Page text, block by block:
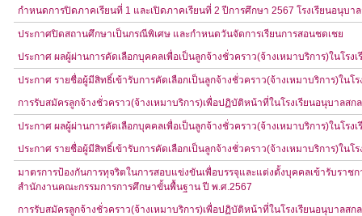
กำหนดการปิดภาคเรียนที่ 1 และเปิดภาคเรียนที่ 2 ปีการศึกษา 2567 โรงเรียนอนุบา
ประกาศปิดสถานศึกษาเป็นกรณีพิเศษ และกำหนดวันจัดการเรียนการสอนชดเชย
ประกาศ ผลผู้ผ่านการคัดเลือกบุคคลเพื่อเป็นลูกจ้างชั่วคราว(จ้างเหมาบริการ)ในโรง
ประกาศ รายชื่อผู้มีสิทธิ์เข้ารับการคัดเลือกเป็นลูกจ้างชั่วคราว(จ้างเหมาบริการ)ในโ
การรับสมัครลูกจ้างชั่วคราว(จ้างเหมาบริการ)เพื่อปฏิบัติหน้าที่ในโรงเรียนอนุบาลสก
ประกาศ ผลผู้ผ่านการคัดเลือกบุคคลเพื่อเป็นลูกจ้างชั่วคราว(จ้างเหมาบริการ)ในโรง
ประกาศ รายชื่อผู้มีสิทธิ์เข้ารับการคัดเลือกเป็นลูกจ้างชั่วคราว(จ้างเหมาบริการ)ในโ
มาตรการป้องกันการทุจริตในการสอบแข่งขันเพื่อบรรจุและแต่งตั้งบุคคลเข้ารับรา
สำนักงานคณะกรรมการการศึกษาขั้นพื้นฐาน ปี พ.ศ.2567
การรับสมัครลูกจ้างชั่วคราว(จ้างเหมาบริการ)เพื่อปฏิบัติหน้าที่ในโรงเรียนอนุบาลสก